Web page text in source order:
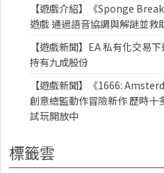
【遊戲介紹】《Sponge
遊戲 通過語音協調與解謎並救
【遊戲新聞】EA 私有化交易
持有九成股份
【遊戲新聞】《1666:
創意總監動作冒險新作 歷時十
試玩開放中
標籤雲